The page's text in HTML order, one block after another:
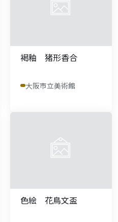
褐釉 猪形香合
大阪市立美術館
色絵 花鳥文盃